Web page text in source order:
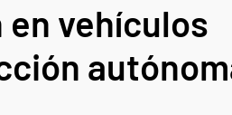
en vehículos